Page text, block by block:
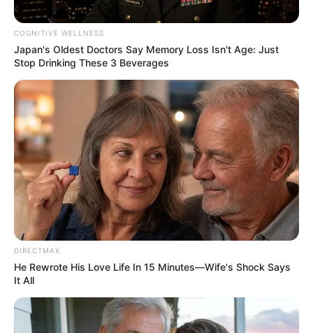
How They Made Little Simba Look So Lifelike in
'The Lion King'
BRAINBERRIES
Are You The Same Alone And With Others? Find
Out
BRAINBERRIES
COGNITIVE WELLNESS
Japan's Oldest Doctors Say Memory Loss Isn't Age: Just
Stop Drinking These 3 Beverages
DIRECTMAX
He Rewrote His Love Life In 15 Minutes—Wife's Shock Says
It All